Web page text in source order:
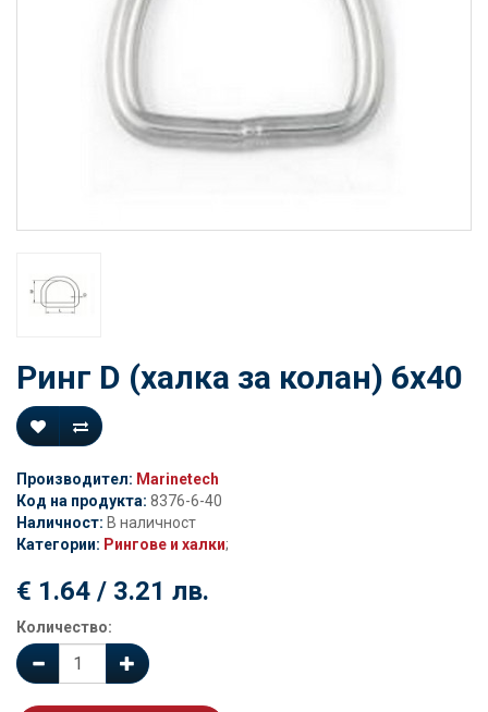
Ринг D (халка за колан) 6х40
Производител: Marinetech
Код на продукта: 8376-6-40
Наличност: В наличност
Категории: Рингове и халки;
€ 1.64 / 3.21 лв.
Количество: